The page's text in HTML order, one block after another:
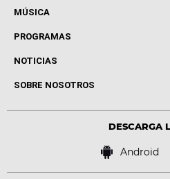
MÚSICA
Local de Ensayo Europa FM
Conciertos
PROGRAMAS
Cuerpos especiales
Locutores Europa FM
NOTICIAS
Cine y Televisión
Virales
SOBRE NOSOTROS
Bases de concursos
DESCARGA
Android